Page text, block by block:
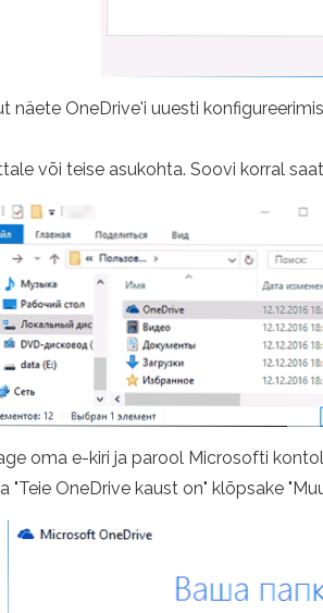
OneDrive'i uuesti
või teise asukohta. Soovi korral
oma e-kiri ja parool Microsofti
OneDrive kaust on" klõpsake